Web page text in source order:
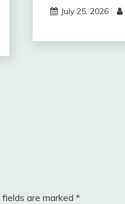
July 25, 2026
fields are marked *